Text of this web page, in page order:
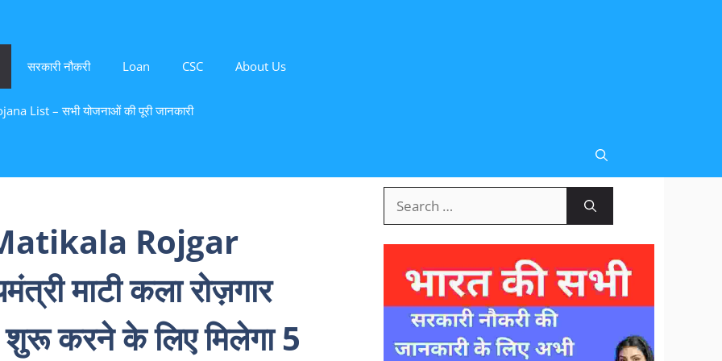
सरकारी नौकरी Loan CSC About Us
List – सभी योजनाओं की पूरी जानकारी
Rojgar
माटी कला रोज़गार
करने के लिए मिलेगा 5
for: